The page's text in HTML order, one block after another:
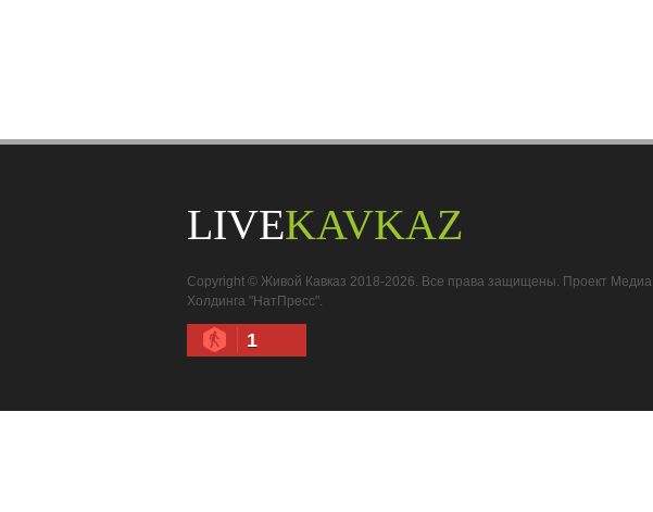
LIVEKAVKAZ
Copyright © Живой Кавказ 2018-2026. Все права защищены. Проект Медиа
Холдинга "НатПресс".
1